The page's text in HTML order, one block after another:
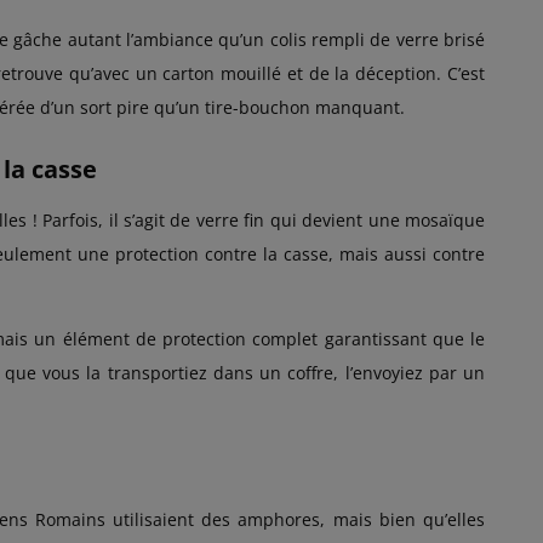
autant l’ambiance qu’un colis rempli de verre brisé
qu’avec un carton mouillé et de la déception. C’est
d’un sort pire qu’un tire-bouchon manquant.
casse
! Parfois, il s’agit de verre fin qui devient une mosaïque
une protection contre la casse, mais aussi contre
un élément de protection complet garantissant que le
vous la transportiez dans un coffre, l’envoyiez par un
Romains utilisaient des amphores, mais bien qu’elles